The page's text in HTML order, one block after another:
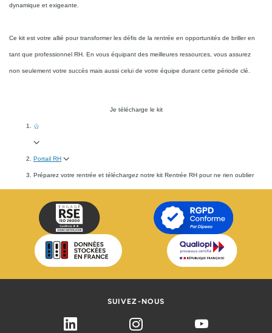
dynamique et exigeante.
Ce kit est votre allié pour transformer les défis de la rentrée en opportunités de briller en
tant que professionnel RH. En vous équipant des meilleures ressources, vous assurez
non seulement votre succès mais aussi celui de votre équipe durant cette période clé.
Je télécharge le kit
Portail RH
Préparez votre rentrée et téléchargez notre kit Rentrée RH pour ne rien oublier
SUIVEZ-NOUS
Instagram Youtube